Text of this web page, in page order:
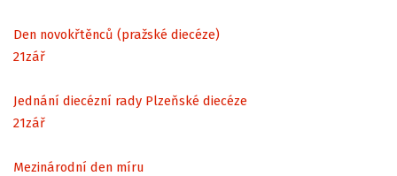
Den novokřtěnců (pražské diecéze)
21zář
Jednání diecézní rady Plzeňské diecéze
21zář
Mezinárodní den míru